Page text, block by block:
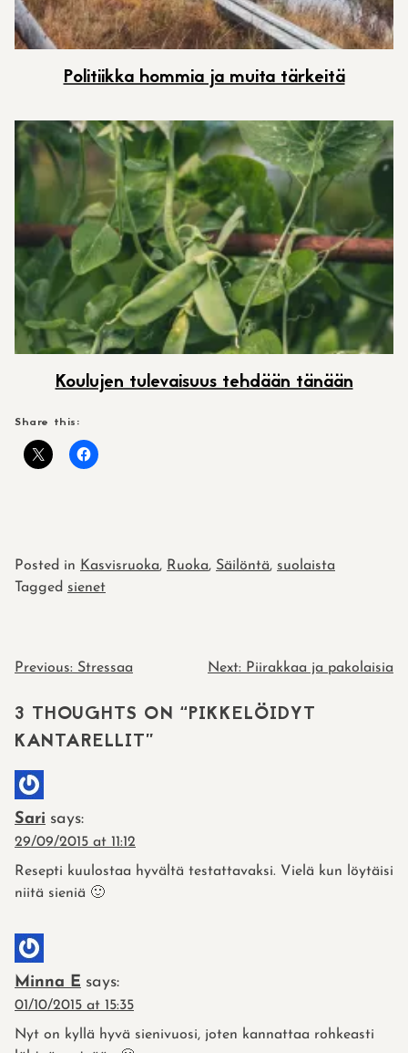
Politiikka hommia ja muita tärkeitä
Koulujen tulevaisuus tehdään tänään
Share this:
Posted in Kasvisruoka, Ruoka, Säilöntä, suolaista
Tagged sienet
POST
Previous: Stressaa Next: Piirakkaa ja pakolaisia
3 THOUGHTS ON “PIKKELÖIDYT
KANTARELLIT”
Sari says:
29/09/2015 at 11:12
Resepti kuulostaa hyvältä testattavaksi. Vielä kun löytäisi
niitä sieniä 🙂
Minna E says:
01/10/2015 at 15:35
Nyt on kyllä hyvä sienivuosi, joten kannattaa rohkeasti